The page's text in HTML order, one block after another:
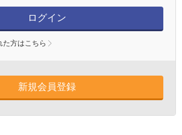
ログイン
た方はこちら
新規会員登録